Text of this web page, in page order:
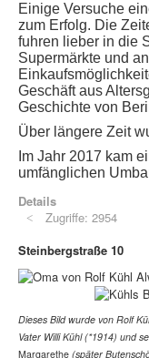
Einige Versuche
zum Erfolg. Die
fuhren lieber in die
Supermärkte und
Geschäft aus
Geschichte von
Über längere Zeit
Im Jahr 2017 kam
umfänglichen
Details
Zugriffe: 2954
Steinbergstraße 10
Dieses Bild wurde von Rolf
Vater Willi Kühl (*1914) und
Margarethe (später